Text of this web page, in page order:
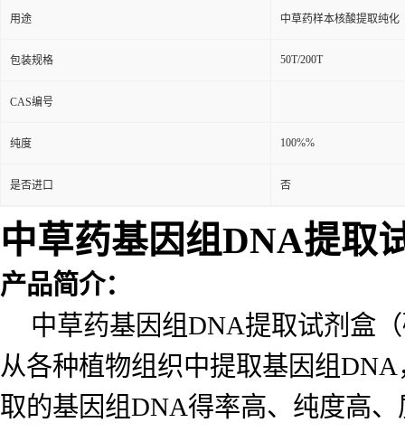
用途 中草药样本核酸提取纯化
包装规格 50T/200T
CAS编号
纯度 100%%
是否进口 否
中草药基因组DNA提取
产品简介：
中草药基因组DNA提取试剂盒
从各种植物组织中提取基因组DNA
取的基因组DNA得率高、纯度高